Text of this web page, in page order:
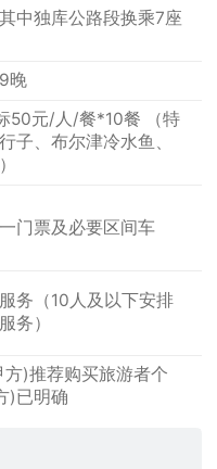
巨龙盘卧天山。这条全长
疆的公路，横亘崇山峻
连接了众多少数民族聚居
南北疆路程由原来的
。当年，为了修建这条公
观景台停靠+车观游览
:自理
网评4钻）【参考酒
维也纳国际酒店、涵唐
中独库公路段换乘7座
晚
50元/人/餐*10餐 （特
子、布尔津冷水鱼、
门票及必要区间车
务（10人及以下安排
务）
)推荐购买旅游者个
)已明确